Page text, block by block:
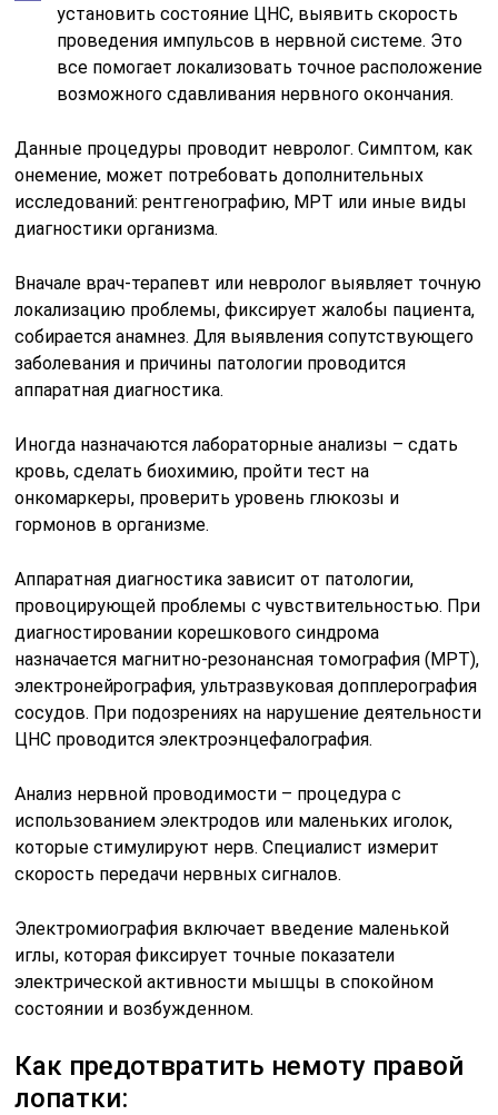
установить состояние ЦНС, выявить скорость
проведения импульсов в нервной системе. Это
все помогает локализовать точное расположение
возможного сдавливания нервного окончания.
Данные процедуры проводит невролог. Симптом, как
онемение, может потребовать дополнительных
исследований: рентгенографию, МРТ или иные виды
диагностики организма.
Вначале врач-терапевт или невролог выявляет точную
локализацию проблемы, фиксирует жалобы пациента,
собирается анамнез. Для выявления сопутствующего
заболевания и причины патологии проводится
аппаратная диагностика.
Иногда назначаются лабораторные анализы – сдать
кровь, сделать биохимию, пройти тест на
онкомаркеры, проверить уровень глюкозы и
гормонов в организме.
Аппаратная диагностика зависит от патологии,
провоцирующей проблемы с чувствительностью. При
диагностировании корешкового синдрома
назначается магнитно-резонансная томография (МРТ),
электронейрография, ультразвуковая допплерография
сосудов. При подозрениях на нарушение деятельности
ЦНС проводится электроэнцефалография.
Анализ нервной проводимости – процедура с
использованием электродов или маленьких иголок,
которые стимулируют нерв. Специалист измерит
скорость передачи нервных сигналов.
Электромиография включает введение маленькой
иглы, которая фиксирует точные показатели
электрической активности мышцы в спокойном
состоянии и возбужденном.
Как предотвратить немоту правой
лопатки: